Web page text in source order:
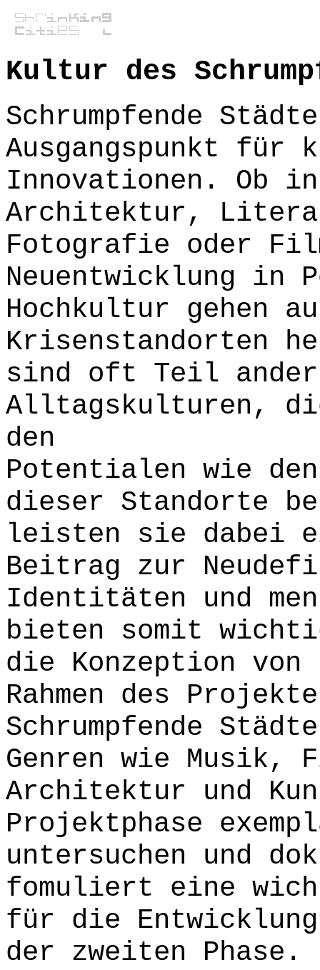
Kultur des
Schrumpfende
Ausgangspunkt für
Innovationen. Ob
Architektur,
Fotografie oder
Neuentwicklung in
Hochkultur gehen
Krisenstandorten
sind oft Teil
Alltagskulturen,
den
Potentialen wie
dieser Standorte
leisten sie dabei
Beitrag zur
Identitäten und
bieten somit
die Konzeption von
Rahmen des
Schrumpfende
Genren wie Musik,
Architektur und
Projektphase
untersuchen und
fomuliert eine
für die
der zweiten Phase.